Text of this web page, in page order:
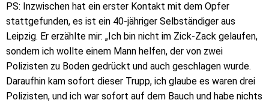
PS: Inzwischen hat ein erster Kontakt mit dem Opfer
stattgefunden, es ist ein 40-jähriger Selbständiger aus
Leipzig. Er erzählte mir: „Ich bin nicht im Zick-Zack gelaufen,
sondern ich wollte einem Mann helfen, der von zwei
Polizisten zu Boden gedrückt und auch geschlagen wurde.
Daraufhin kam sofort dieser Trupp, ich glaube es waren drei
Polizisten, und ich war sofort auf dem Bauch und habe nichts